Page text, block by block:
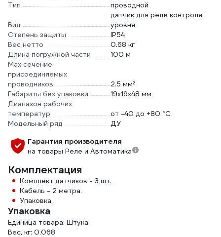
Тип проводной
Вид
датчик для реле контроля
уровня
Степень защиты
IP54
Вес нетто
0.68 кг
Длина погружной части
100 м
Max сечение
присоединяемых
проводников
2.5 мм²
Габариты без упаковки
19х19х48 мм
Диапазон рабочих
температур
от -40 до +80 °С
Модельный ряд
ДУ
Гарантия производителя
на товары Реле и Автоматика
Комплектация
Комплект датчиков - 3 шт.
Кабель - 2 метра.
Упаковка.
Упаковка
Единица товара: Штука
Вес, кг: 0.068